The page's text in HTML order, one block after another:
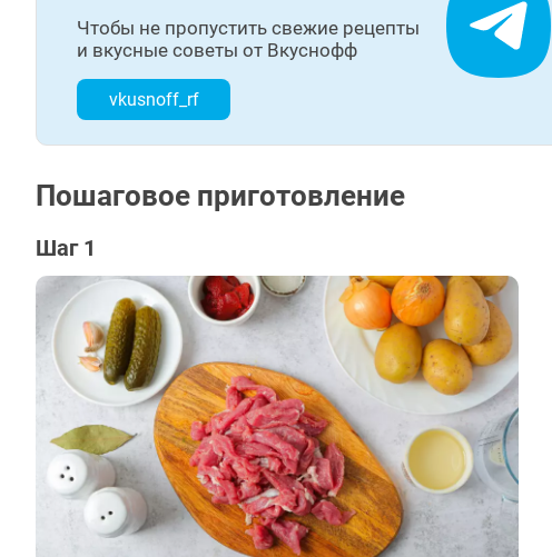
Чтобы не пропустить свежие рецепты
и вкусные советы от Вкуснофф
vkusnoff_rf
Пошаговое приготовление
Шаг 1